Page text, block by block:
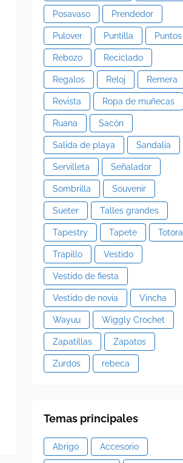
Posavaso Prendedor
Pulover Puntilla Puntos
Rebozo Reciclado
Regalos Reloj Remera
Revista Ropa de muñecas
Ruana Sacón
Salida de playa Sandalia
Servilleta Señalador
Sombrilla Souvenir
Sueter Talles grandes
Tapestry Tapete Totora
Trapillo Vestido
Vestido de fiesta
Vestido de novia Vincha
Wayuu Wiggly Crochet
Zapatillas Zapatos
Zurdos rebeca
Temas principales
Abrigo Accesorio